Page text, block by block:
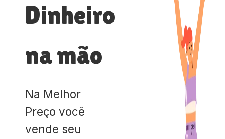
Dinheiro
na mão
Na Melhor
Preço você
vende seu